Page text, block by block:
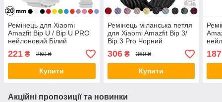
Ремінець для Xiaomi
Amazfit Bip U / Bip U PRO
нейлоновий Білий
221 ₴ 260 ₴
Купити
Ремінець міланська петля
для Xiaomi Amazfit Bip 3/
Bip 3 Pro Чорний
306₴ 360 ₴
Купити
187
Акційні пропозиції та новинки